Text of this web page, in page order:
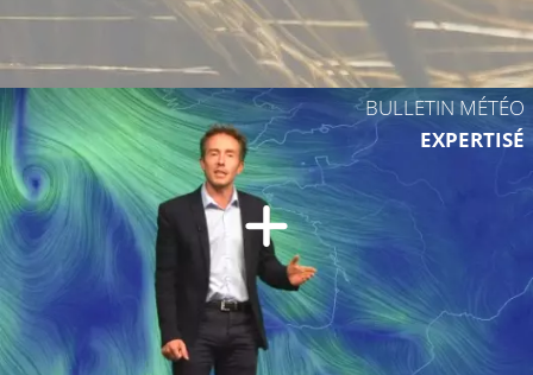
BULLETIN MÉTÉO
EXPERTISÉ